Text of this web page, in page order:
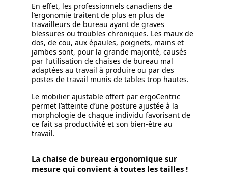
En effet, les professionnels canadiens de
l’ergonomie traitent de plus en plus de
travailleurs de bureau ayant de graves
blessures ou troubles chroniques. Les maux de
dos, de cou, aux épaules, poignets, mains et
jambes sont, pour la grande majorité, causés
par l’utilisation de chaises de bureau mal
adaptées au travail à produire ou par des
postes de travail munis de tables trop hautes.
Le mobilier ajustable offert par ergoCentric
permet l’atteinte d’une posture ajustée à la
morphologie de chaque individu favorisant de
ce fait sa productivité et son bien-être au
travail.
La chaise de bureau ergonomique sur
mesure qui convient à toutes les tailles !